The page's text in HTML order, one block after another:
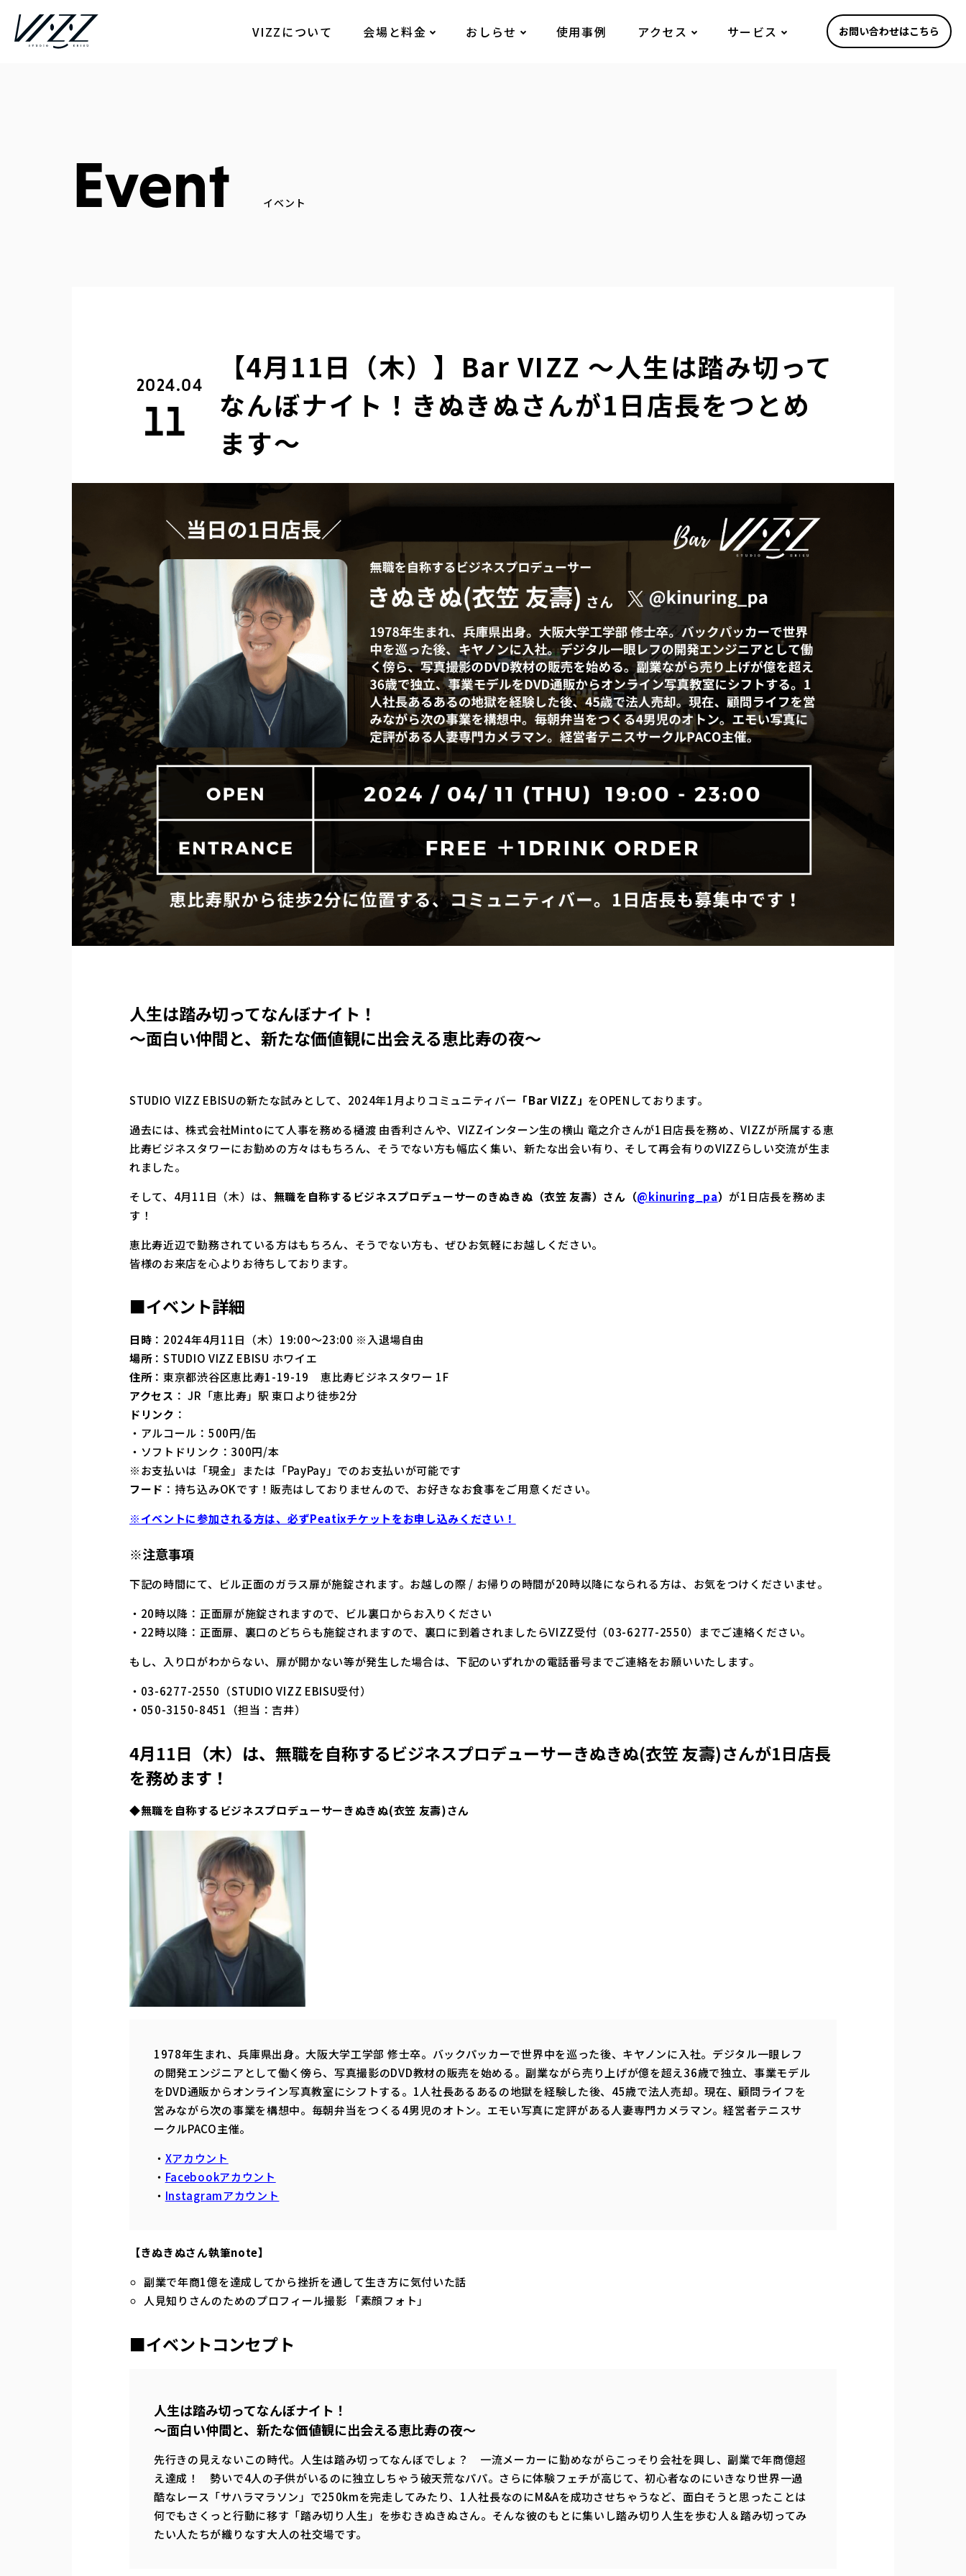
VIZZについて 会場と料金 おしらせ 使用事例 アクセス サービス お問い合わせはこちら
Event
2024.04
11
【4月11日（木）】Bar VIZZ 〜人生は踏み切って
なんぼナイト！きぬきぬさんが1日店長をつとめ
ます〜
人生は踏み切ってなんぼナイト！
～面白い仲間と、新たな価値観に出会える恵比寿の夜～
STUDIO VIZZ EBISUの新たな試みとして、2024年1月よりコミュニティバー 「Bar VIZZ」 をOPENしております。
過去には、株式会社Mintoにて人事を務める樋渡 由香利さんや、VIZZインターン生の横山 竜之介さんが1日店長を務め、VIZZが所属する恵
比寿ビジネスタワーにお勤めの方々はもちろん、そうでない方も幅広く集い、新たな出会い有り、そして再会有りのVIZZらしい交流が生ま
れました。
そして、4月11日（木）は、 無職を自称するビジネスプロデューサーのきぬきぬ（衣笠 友壽）さん（@kinuring_pa） が1日店長を務めま
す！
恵比寿近辺で勤務されている方はもちろん、そうでない方も、ぜひお気軽にお越しください。
皆様のお来店を心よりお待ちしております。
■イベント詳細
日時 ：2024年4月11日（木）19:00〜23:00 ※入退場自由
場所：STUDIO VIZZ EBISU ホワイエ
住所：東京都渋谷区恵比寿1-19-19 恵比寿ビジネスタワー 1F
アクセス ： JR「恵比寿」駅 東口より徒歩2分
ドリンク ：
・アルコール：500円/缶
・ソフトドリンク：300円/本
※お支払いは「現金」または「PayPay」でのお支払いが可能です
フード ：持ち込みOKです！販売はしておりませんので、お好きなお食事をご用意ください。
※イベントに参加される方は、必ずPeatixチケットをお申し込みください！
※注意事項
下記の時間にて、ビル正面のガラス扉が施錠されます。お越しの際 / お帰りの時間が20時以降になられる方は、お気をつけくださいませ。
・20時以降：正面扉が施錠されますので、ビル裏口からお入りください
・22時以降：正面扉、裏口のどちらも施錠されますので、裏口に到着されましたらVIZZ受付（03-6277-2550）までご連絡ください。
もし、入り口がわからない、扉が開かない等が発生した場合は、下記のいずれかの電話番号までご連絡をお願いいたします。
・03-6277-2550（STUDIO VIZZ EBISU受付）
・050-3150-8451（担当：吉井）
4月11日（木）は、 無職を自称するビジネスプロデューサーきぬきぬ(衣笠 友壽)さんが1日店長
を務めます！
◆無職を自称するビジネスプロデューサーきぬきぬ(衣笠 友壽)さん
1978年生まれ、兵庫県出身。大阪大学工学部 修士卒。バックパッカーで世界中を巡った後、キヤノンに入社。デジタル一眼レフ
の開発エンジニアとして働く傍ら、写真撮影のDVD教材の販売を始める。副業ながら売り上げが億を超え36歳で独立、事業モデル
をDVD通販からオンライン写真教室にシフトする。1人社長あるあるの地獄を経験した後、45歳で法人売却。現在、顧問ライフを
営みながら次の事業を構想中。毎朝弁当をつくる4男児のオトン。エモい写真に定評がある人妻専門カメラマン。経営者テニスサ
ークルPACO主催。
・ Xアカウント
・ Facebookアカウント
・ Instagramアカウント
【きぬきぬさん執筆note】
副業で年商1億を達成してから挫折を通して生き方に気付いた話
人見知りさんのためのプロフィール撮影 「素顔フォト」
■イベントコンセプト
人生は踏み切ってなんぼナイト！
～面白い仲間と、新たな価値観に出会える恵比寿の夜～
先行きの見えないこの時代。人生は踏み切ってなんぼでしょ？ 一流メーカーに勤めながらこっそり会社を興し、副業で年商億超
え達成！ 勢いで4人の子供がいるのに独立しちゃう破天荒なパパ。さらに体験フェチが高じて、初心者なのにいきなり世界一過
酷なレース「サハラマラソン」で250kmを完走してみたり、1人社長なのにM&Aを成功させちゃうなど、面白そうと思ったことは
何でもさくっと行動に移す「踏み切り人生」を歩むきぬきぬさん。そんな彼のもとに集いし踏み切り人生を歩む人＆踏み切ってみ
たい人たちが織りなす大人の社交場です。